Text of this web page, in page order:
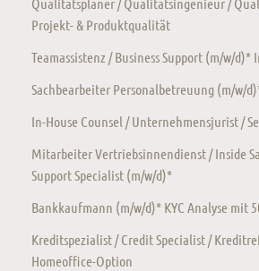
Projekt- & Produktqualität
Teamassistenz / Business Support (m/w/
Sachbearbeiter Personalbetreuung (m/w/
In-House Counsel / Unternehmensjurist /
Mitarbeiter Vertriebsinnendienst / Inside
Support Specialist (m/w/d)*
Bankkaufmann (m/w/d)* KYC Analyse mit
Kreditspezialist / Credit Specialist /
Homeoffice-Option